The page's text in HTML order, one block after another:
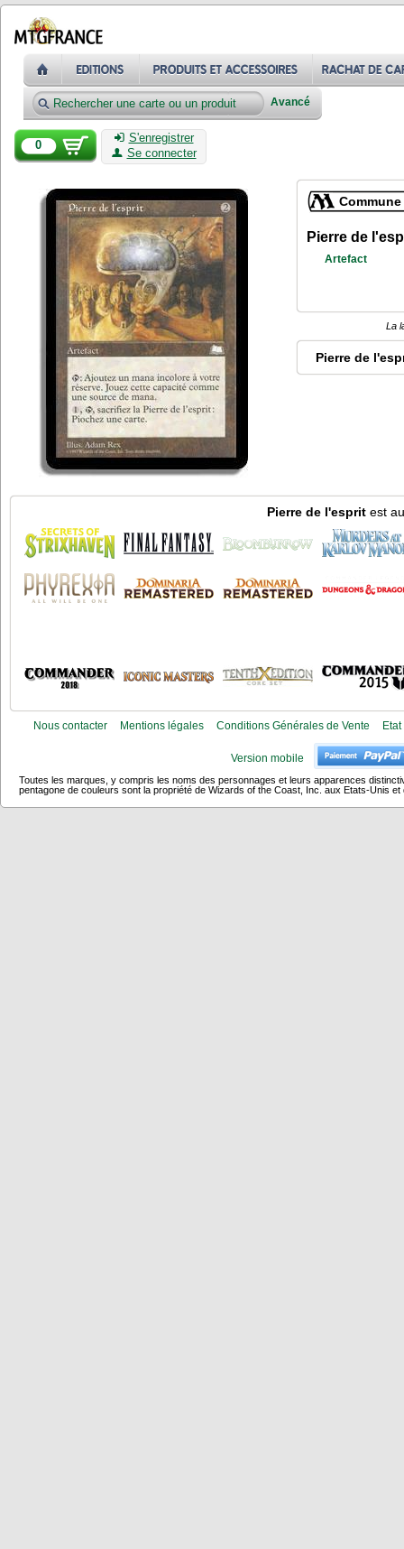
Avancé
0
S'enregistrer
Se connecter
Commune
Pierre de
Artefact
La
Pierre de
Pierre de l'esprit est
Nous contacter Mentions légales Conditions Générales de Vente
Version mobile
Toutes les marques, y compris les noms des personnages et leurs apparences
pentagone de couleurs sont la propriété de Wizards of the Coast, Inc. aux Etats-Unis